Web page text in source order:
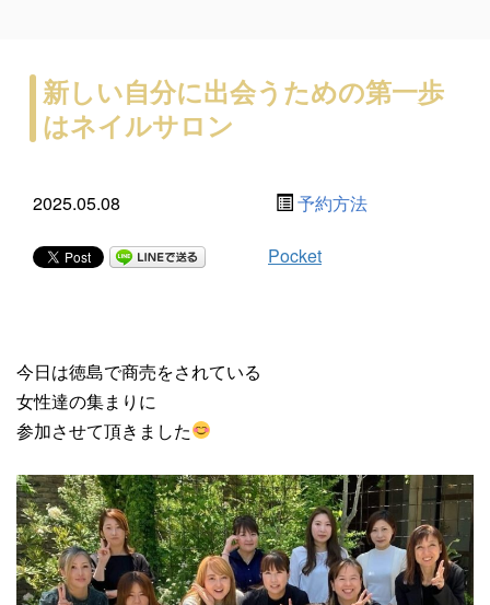
新しい自分に出会うための第一歩
はネイルサロン
2025.05.08 予約方法
Pocket
今日は徳島で商売をされている
女性達の集まりに
参加させて頂きました